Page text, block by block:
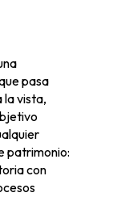
pasa
la vista,
patrimonio:
con